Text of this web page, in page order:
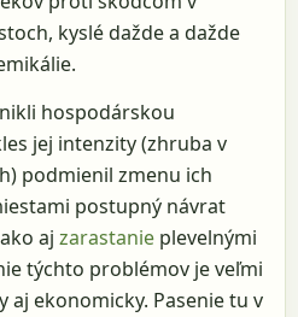
kyslé dažde a dažde
hospodárskou
jej intenzity (zhruba v
podmienil zmenu ich
postupný návrat
aj zarastanie plevelnými
týchto problémov je veľmi
aj ekonomicky. Pasenie tu v